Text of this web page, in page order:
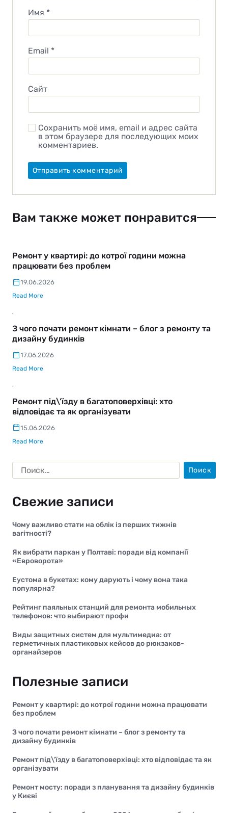
Имя *
Email *
Сайт
Сохранить моё имя, email и адрес сайта
в этом браузере для последующих моих
комментариев.
Вам также может понравится
Ремонт у квартирі: до котрої години можна
працювати без проблем
19.06.2026
Read More
З чого почати ремонт кімнати – блог з ремонту та
дизайну будинків
17.06.2026
Read More
Ремонт під\’їзду в багатоповерхівці: хто
відповідає та як організувати
15.06.2026
Read More
Свежие записи
Чому важливо стати на облік із перших тижнів
вагітності?
Як вибрати паркан у Полтаві: поради від компанії
«Евроворота»
Еустома в букетах: кому дарують і чому вона така
популярна?
Рейтинг паяльных станций для ремонта мобильных
телефонов: что выбирают профи
Виды защитных систем для мультимедиа: от
герметичных пластиковых кейсов до рюкзаков-
органайзеров
Полезные записи
Ремонт у квартирі: до котрої години можна працювати
без проблем
З чого почати ремонт кімнати – блог з ремонту та
дизайну будинків
Ремонт під\’їзду в багатоповерхівці: хто відповідає та як
організувати
Ремонт мосту: поради з планування та дизайну будинків
у Києві